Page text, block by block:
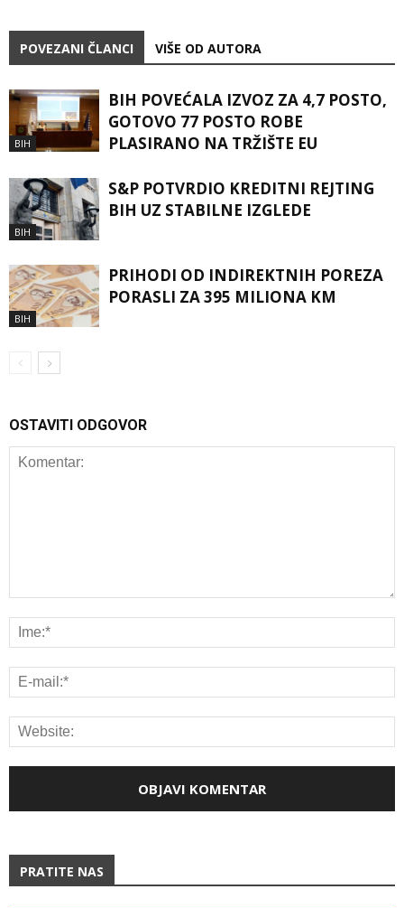
POVEZANI ČLANCI VIŠE OD AUTORA
BIH
BIH POVEĆALA IZVOZ ZA 4,7 POSTO,
GOTOVO 77 POSTO ROBE
PLASIRANO NA TRŽIŠTE EU
BIH
S&P POTVRDIO KREDITNI REJTING
BIH UZ STABILNE IZGLEDE
BIH
PRIHODI OD INDIREKTNIH POREZA
PORASLI ZA 395 MILIONA KM
OSTAVITI ODGOVOR
PRATITE NAS